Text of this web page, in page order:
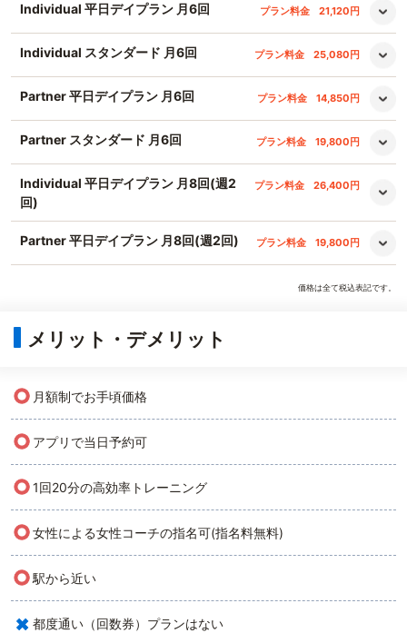
Individual 平日デイプラン 月6回 プラン料金 21,120円
Individual スタンダード 月6回 プラン料金 25,080円
Partner 平日デイプラン 月6回 プラン料金 14,850円
Partner スタンダード 月6回 プラン料金 19,800円
Individual 平日デイプラン 月8回(週2
回)
プラン料金 26,400円
Partner 平日デイプラン 月8回(週2回) プラン料金 19,800円
価格は全て税込表記です。
メリット・デメリット
○ 月額制でお手頃価格
○ アプリで当日予約可
○1回20分の高効率トレーニング
○女性による女性コーチの指名可(指名料無料)
○駅から近い
× 都度通い（回数券）プランはない